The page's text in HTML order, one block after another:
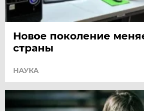
Новое поколение
страны
НАУКА